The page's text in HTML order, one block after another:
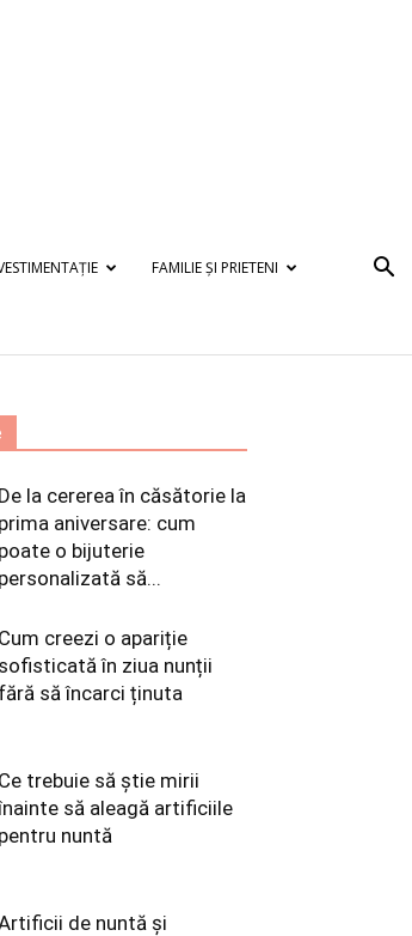
FAMILIE ȘI PRIETENI
De la cererea în căsătorie la
prima aniversare: cum
poate o bijuterie
personalizată să...
Cum creezi o apariție
sofisticată în ziua nunții
fără să încarci ținuta
Ce trebuie să știe mirii
să aleagă artificiile
pentru nuntă
de nuntă și